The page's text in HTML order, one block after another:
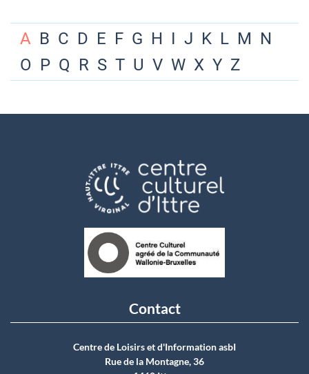
A B C D E F G H I J K L M N
O P Q R S T U V W X Y Z
Contact
Centre de Loisirs et d'Information asbI
Rue de la Montagne, 36